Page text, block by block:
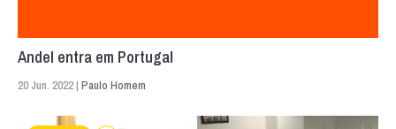
Andel entra em Portugal
20 Jun. 2022 | Paulo Homem